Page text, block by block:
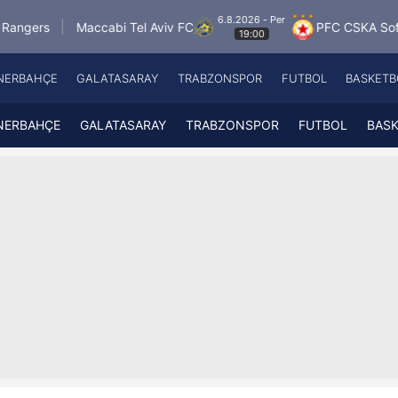
Tel Aviv FC
6.8.2026 - Per
19:00
PFC CSKA Sofia FK
Fenerbahçe
Galatasaray
A
GALATASARAY TRABZONSPOR FUTBOL
GALATASARAY TRABZONSPOR FUTBOL